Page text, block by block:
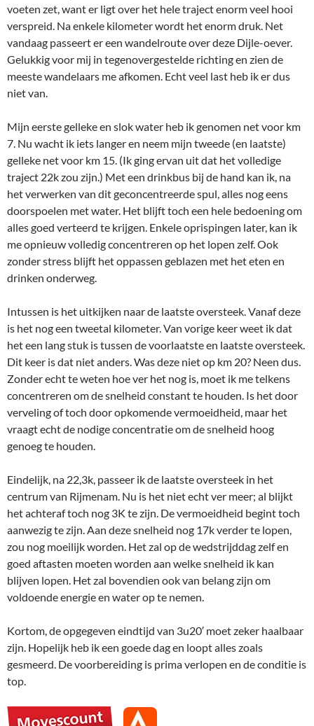
voeten zet, want er ligt over het hele traject enorm veel hooi
verspreid. Na enkele kilometer wordt het enorm druk. Net
vandaag passeert er een wandelroute over deze Dijle-oever.
Gelukkig voor mij in tegenovergestelde richting en zien de
meeste wandelaars me afkomen. Echt veel last heb ik er dus
niet van.
Mijn eerste gelleke en slok water heb ik genomen net voor km
7. Nu wacht ik iets langer en neem mijn tweede (en laatste)
gelleke net voor km 15. (Ik ging ervan uit dat het volledige
traject 22k zou zijn.) Met een drinkbus bij de hand kan ik, na
het verwerken van dit geconcentreerde spul, alles nog eens
doorspoelen met water. Het blijft toch een hele bedoening om
alles goed verteerd te krijgen. Enkele oprispingen later, kan ik
me opnieuw volledig concentreren op het lopen zelf. Ook
zonder stress blijft het oppassen geblazen met het eten en
drinken onderweg.
Intussen is het uitkijken naar de laatste oversteek. Vanaf deze
is het nog een tweetal kilometer. Van vorige keer weet ik dat
het een lang stuk is tussen de voorlaatste en laatste oversteek.
Dit keer is dat niet anders. Was deze niet op km 20? Neen dus.
Zonder echt te weten hoe ver het nog is, moet ik me telkens
concentreren om de snelheid constant te houden. Is het door
verveling of toch door opkomende vermoeidheid, maar het
vraagt echt de nodige concentratie om de snelheid hoog
genoeg te houden.
Eindelijk, na 22,3k, passeer ik de laatste oversteek in het
centrum van Rijmenam. Nu is het niet echt ver meer; al blijkt
het achteraf toch nog 3K te zijn. De vermoeidheid begint toch
aanwezig te zijn. Aan deze snelheid nog 17k verder te lopen,
zou nog moeilijk worden. Het zal op de wedstrijddag zelf en
goed aftasten moeten worden aan welke snelheid ik kan
blijven lopen. Het zal bovendien ook van belang zijn om
voldoende energie en water op te nemen.
Kortom, de opgegeven eindtijd van 3u20′ moet zeker haalbaar
zijn. Hopelijk heb ik een goede dag en loopt alles zoals
gesmeerd. De voorbereiding is prima verlopen en de conditie is
top.